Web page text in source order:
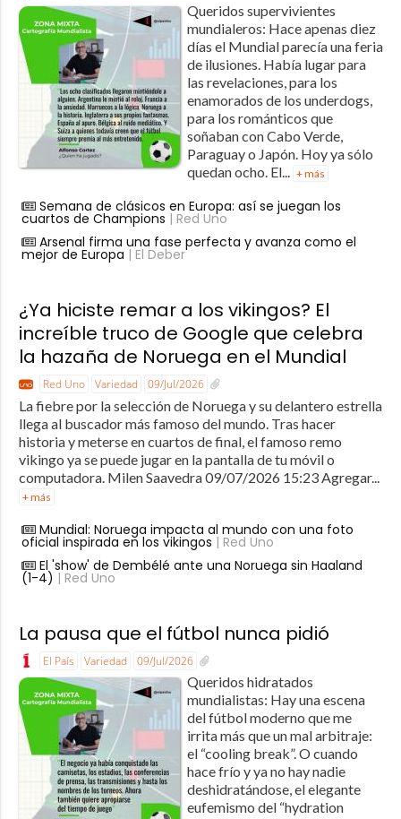
Queridos supervivientes
mundialeros: Hace apenas diez
días el Mundial parecía una feria
de ilusiones. Había lugar para
las revelaciones, para los
enamorados de los underdogs,
para los románticos que
soñaban con Cabo Verde,
Paraguay o Japón. Hoy ya sólo
quedan ocho. El...
+ más
Semana de clásicos en Europa: así se juegan los
cuartos de Champions | Red Uno
Arsenal firma una fase perfecta y avanza como el
mejor de Europa | El Deber
¿Ya hiciste remar a los vikingos? El
increíble truco de Google que celebra
la hazaña de Noruega en el Mundial
Red Uno Variedad 09/Jul/2026
La fiebre por la selección de Noruega y su delantero estrella
llega al buscador más famoso del mundo. Tras hacer
historia y meterse en cuartos de final, el famoso remo
vikingo ya se puede jugar en la pantalla de tu móvil o
computadora. Milen Saavedra 09/07/2026 15:23 Agregar...
+ más
Mundial: Noruega impacta al mundo con una foto
oficial inspirada en los vikingos | Red Uno
El 'show' de Dembélé ante una Noruega sin Haaland
(1-4) | Red Uno
La pausa que el fútbol nunca pidió
El País Variedad 09/Jul/2026
Queridos hidratados
mundialistas: Hay una escena
del fútbol moderno que me
irrita más que un mal arbitraje:
el “cooling break”. O cuando
hace frío y ya no hay nadie
deshidratándose, el elegante
eufemismo del “hydration